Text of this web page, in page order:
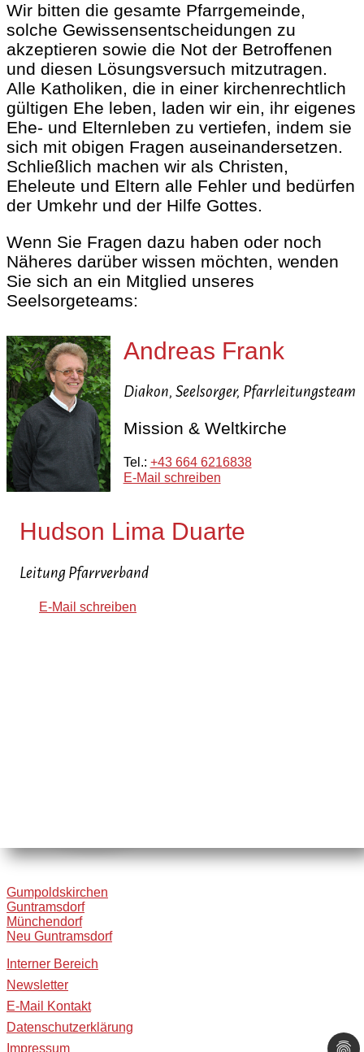
Wir bitten die gesamte Pfarrgemeinde,
solche Gewissensentscheidungen zu
akzeptieren sowie die Not der Betroffenen
und diesen Lösungsversuch mitzutragen.
Alle Katholiken, die in einer kirchenrechtlich
gültigen Ehe leben, laden wir ein, ihr eigenes
Ehe- und Elternleben zu vertiefen, indem sie
sich mit obigen Fragen auseinandersetzen.
Schließlich machen wir als Christen,
Eheleute und Eltern alle Fehler und bedürfen
der Umkehr und der Hilfe Gottes.
Wenn Sie Fragen dazu haben oder noch
Näheres darüber wissen möchten, wenden
Sie sich an ein Mitglied unseres
Seelsorgeteams:
Andreas Frank
Diakon, Seelsorger, Pfarrleitungsteam
Mission & Weltkirche
Tel.: +43 664 6216838
E-Mail schreiben
Hudson Lima Duarte
Leitung Pfarrverband
E-Mail schreiben
Gumpoldskirchen
Guntramsdorf
Münchendorf
Neu Guntramsdorf
Interner Bereich
Newsletter
E-Mail Kontakt
Datenschutzerklärung
Impressum